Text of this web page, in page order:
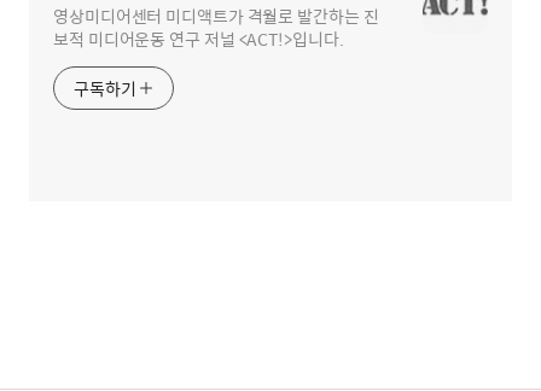
영상미디어센터 미디액트가 격월로 발간하는 진
보적 미디어운동 연구 저널 <ACT!>입니다.
구독하기